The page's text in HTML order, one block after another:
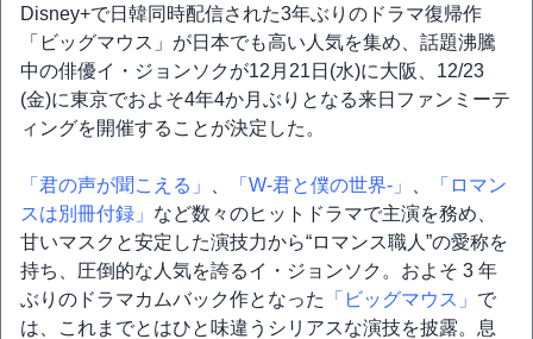
Disney+で日韓同時配信された3年ぶりのドラマ復帰作
「ビッグマウス」が日本でも高い人気を集め、話題沸騰
中の俳優イ・ジョンソクが12月21日(水)に大阪、12/23
(金)に東京でおよそ4年4か月ぶりとなる来日ファンミーテ
ィングを開催することが決定した。
「君の声が聞こえる」 「W-君と僕の世界-」
「ロマン
スは別冊付録」 など数々のヒットドラマで主演を務め、
甘いマスクと安定した演技力から“ロマンス職人”の愛称を
持ち、圧倒的な人気を誇るイ・ジョンソク。およそ 3 年
ぶりのドラマカムバック作となった
「ビッグマウス」 で
は、これまでとはひと味違うシリアスな演技を披露。息